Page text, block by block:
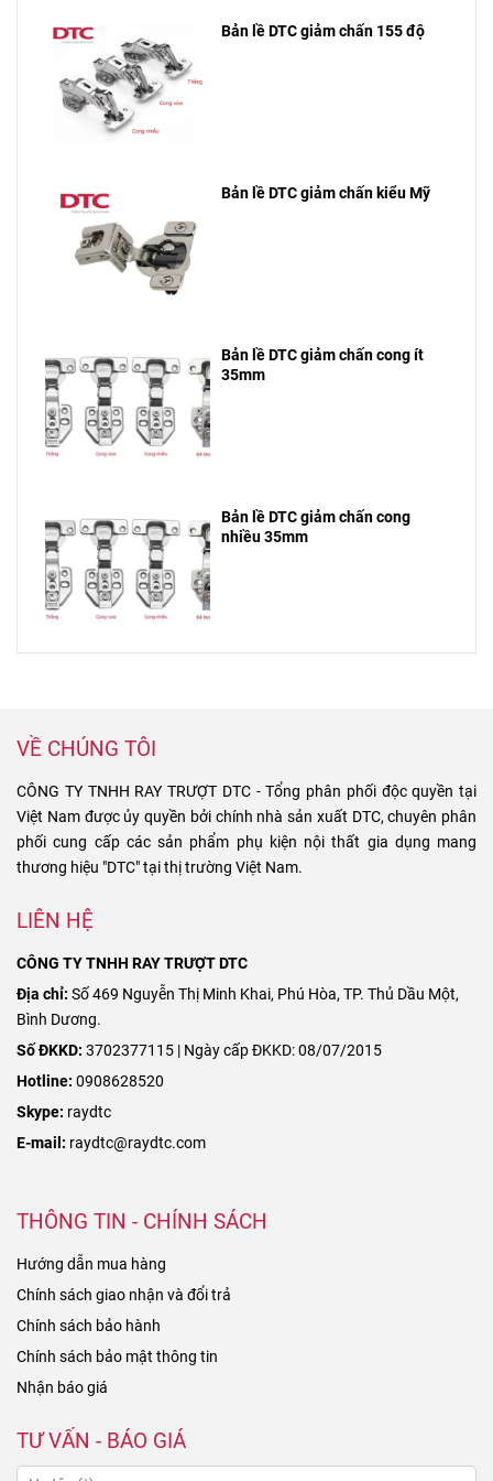
phụ kiện tủ bếp
theo dõi bài viết
này cùng DTC
nhé!
gì và chúng
Bản lề DTC giảm chấn 155 độ
Bản lề DTC giảm chấn kiểu Mỹ
Bản lề DTC giảm chấn cong ít
35mm
Bản lề DTC giảm chấn cong
nhiều 35mm
VỀ CHÚNG TÔI
CÔNG TY TNHH RAY TRƯỢT DTC - Tổng phân phối độc quyền tại
Việt Nam được ủy quyền bởi chính nhà sản xuất DTC, chuyên phân
phối cung cấp các sản phẩm phụ kiện nội thất gia dụng mang
thương hiệu "DTC" tại thị trường Việt Nam.
LIÊN HỆ
CÔNG TY TNHH RAY TRƯỢT DTC
Địa chỉ: Số 469 Nguyễn Thị Minh Khai, Phú Hòa, TP. Thủ Dầu Một,
Bình Dương.
Số ĐKKD: 3702377115 | Ngày cấp ĐKKD: 08/07/2015
Hotline: 0908628520
Skype: raydtc
E-mail: raydtc@raydtc.com
THÔNG TIN - CHÍNH SÁCH
Hướng dẫn mua hàng
Chính sách giao nhận và đổi trả
Chính sách bảo hành
Chính sách bảo mật thông tin
Nhận báo giá
TƯ VẤN - BÁO GIÁ